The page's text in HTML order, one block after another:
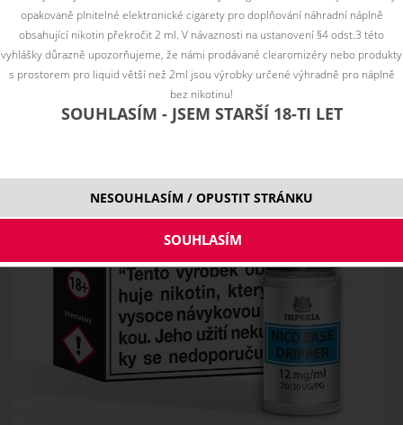
opakovaně plnitelné elektronické cigarety pro doplňování náhradní náplně
obsahující nikotin překročit 2 ml. V návaznosti na ustanovení §4 odst.3 této
vyhlášky důrazně upozorňujeme, že námi prodávané clearomizéry nebo produkty
s prostorem pro liquid větší než 2ml jsou výrobky určené výhradně pro náplně
bez nikotinu!
SOUHLASÍM - JSEM STARŠÍ 18-TI LET
NESOUHLASÍM / OPUSTIT STRÁNKU